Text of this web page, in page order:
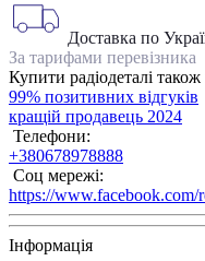
Доставка по
За тарифами перевізника
Купити радіодеталі
99% позитивних відгуків
кращій продавець 2024
Телефони:
+380678978888
Соц мережі:
https://www.facebook.com/
Інформація